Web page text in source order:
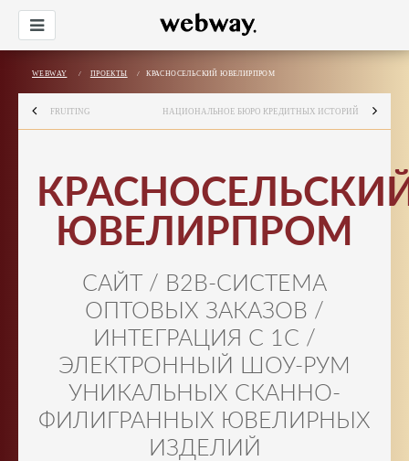
WEBWAY / ПРОЕКТЫ /КРАСНОСЕЛЬСКИЙ ЮВЕЛИРПРОМ
FRUITING НАЦИОНАЛЬНОЕ БЮРО КРЕДИТНЫХ ИСТОРИЙ
ЮВЕЛИРПРОМ
САЙТ / B2B-СИСТЕМА
ОПТОВЫХ ЗАКАЗОВ /
ИНТЕГРАЦИЯ С 1С /
ЭЛЕКТРОННЫЙ ШОУ-РУМ
УНИКАЛЬНЫХ СКАННО-
ФИЛИГРАННЫХ ЮВЕЛИРНЫХ
ИЗДЕЛИЙ